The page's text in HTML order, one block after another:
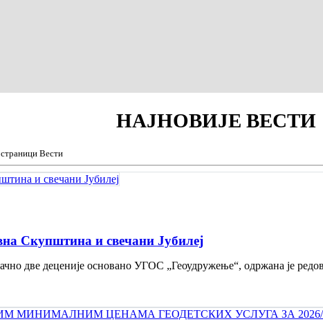
НАЈНОВИЈЕ ВЕСТИ
Вести
Скупштина и свечани Jубилеј
две деценије основано УГОС „Геоудружење“, одржана је